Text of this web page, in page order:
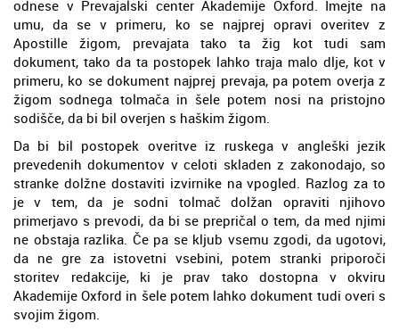
odnese v Prevajalski center Akademije Oxford. Imejte na
umu, da se v primeru, ko se najprej opravi overitev z
Apostille žigom, prevajata tako ta žig kot tudi sam
dokument, tako da ta postopek lahko traja malo dlje, kot v
primeru, ko se dokument najprej prevaja, pa potem overja z
žigom sodnega tolmača in šele potem nosi na pristojno
sodišče, da bi bil overjen s haškim žigom.
Da bi bil postopek overitve iz ruskega v angleški jezik
prevedenih dokumentov v celoti skladen z zakonodajo, so
stranke dolžne dostaviti izvirnike na vpogled. Razlog za to
je v tem, da je sodni tolmač dolžan opraviti njihovo
primerjavo s prevodi, da bi se prepričal o tem, da med njimi
ne obstaja razlika. Če pa se kljub vsemu zgodi, da ugotovi,
da ne gre za istovetni vsebini, potem stranki priporoči
storitev redakcije, ki je prav tako dostopna v okviru
Akademije Oxford in šele potem lahko dokument tudi overi s
svojim žigom.